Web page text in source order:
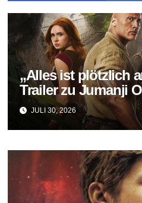
„Alles ist plötzlich
Trailer zu Jumanji
das Finale der Reihe
JULI 30, 2026